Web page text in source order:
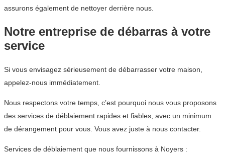
assurons également de nettoyer derrière nous.
Notre entreprise de débarras à votre
service
Si vous envisagez sérieusement de débarrasser votre maison,
appelez-nous immédiatement.
Nous respectons votre temps, c’est pourquoi nous vous proposons
des services de déblaiement rapides et fiables, avec un minimum
de dérangement pour vous. Vous avez juste à nous contacter.
Services de déblaiement que nous fournissons à Noyers :